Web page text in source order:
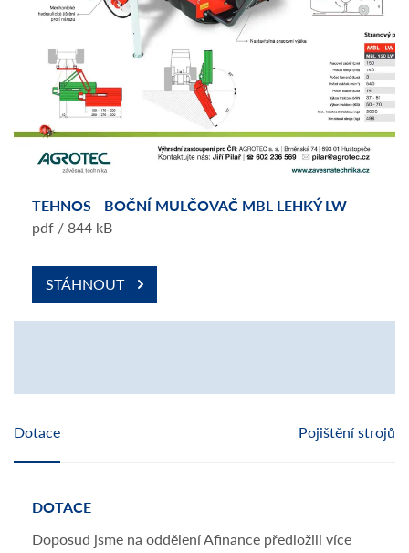
TEHNOS - BOČNÍ MULČOVAČ MBL LEHKÝ LW
pdf / 844 kB
STÁHNOUT
Dotace Pojištění strojů
DOTACE
Doposud jsme na oddělení Afinance předložili více